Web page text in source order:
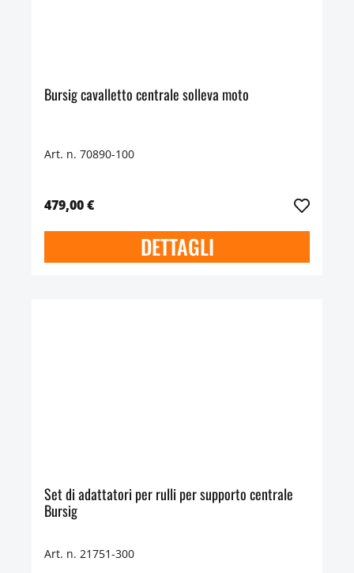
Bursig cavalletto centrale solleva moto
Art. n. 70890-100
479,00 €
DETTAGLI
Set di adattatori per rulli per supporto centrale
Bursig
Art. n. 21751-300